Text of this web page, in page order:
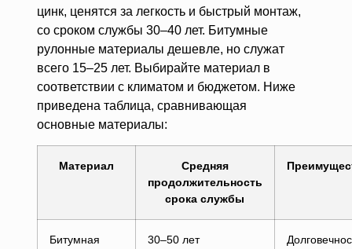
цинк, ценятся за легкость и быстрый монтаж,
со сроком службы 30–40 лет. Битумные
рулонные материалы дешевле, но служат
всего 15–25 лет. Выбирайте материал в
соответствии с климатом и бюджетом. Ниже
приведена таблица, сравнивающая
основные материалы:
Материал
Средняя
продолжительность
срока службы
Битумная
30–50 лет